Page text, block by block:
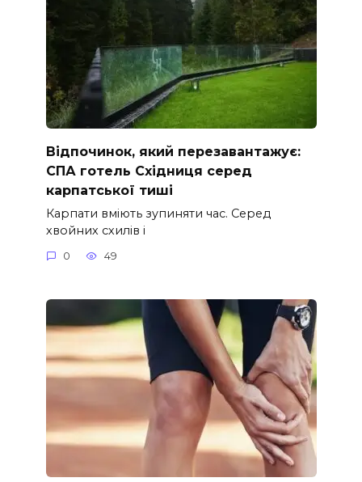
Відпочинок, який перезавантажує:
СПА готель Східниця серед
карпатської тиші
Карпати вміють зупиняти час. Серед
хвойних схилів і
0 49